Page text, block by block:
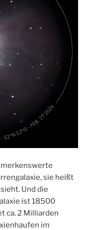
sie heißt
Und die
ist 18500
ca. 2 Milliarden
im